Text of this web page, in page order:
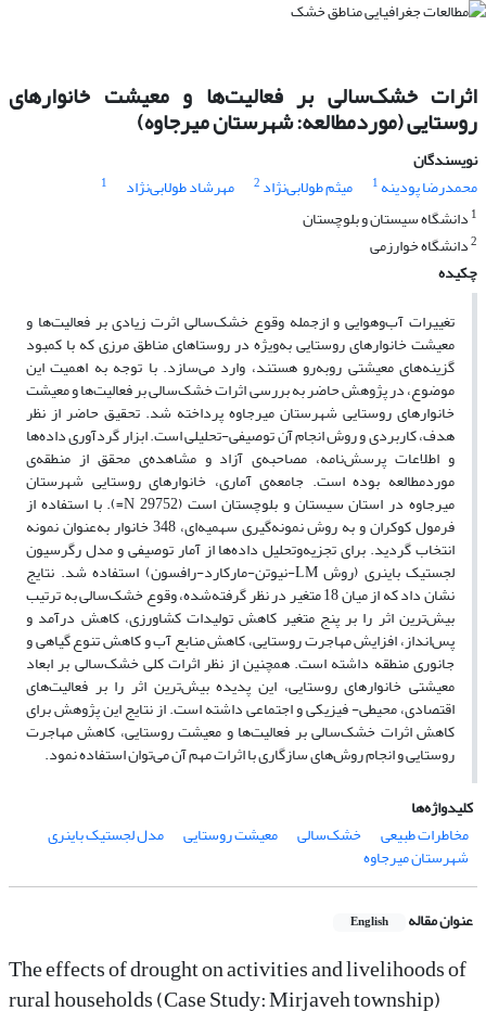
اثرات خشک‌سالی بر فعالیت‌ها و معیشت خانوارهای
روستایی (موردمطالعه: شهرستان میرجاوه)
نویسندگان
محمدرضا پودینه 1 میثم طولابی‌نژاد 2 مهرشاد طولابی‌نژاد
1
1 دانشگاه سیستان و بلوچستان
2دانشگاه خوارزمی
چکیده
تغییرات آب‌وهوایی و ازجمله وقوع خشک‌سالی اثرت زیادی بر فعالیت‌ها و
معیشت خانوارهای روستایی به‌ویژه در روستاهای مناطق مرزی که با کمبود
گزینه‌های معیشتی روبه‌رو هستند، وارد می‌سازد. با توجه به اهمیت این
موضوع، در پژوهش حاضر به بررسی اثرات خشک‌سالی بر فعالیت‌ها و معیشت
خانوارهای روستایی شهرستان میرجاوه پرداخته شد. تحقیق حاضر از نظر
هدف، کاربردی و روش انجام آن توصیفی-تحلیلی است. ابزار گردآوری داده‌ها
و اطلاعات پرسش‌نامه، مصاحبه‌ی آزاد و مشاهده‌ی محقق از منطقه‌ی
موردمطالعه بوده است. جامعه‌ی آماری، خانوارهای روستایی شهرستان
میرجاوه در استان سیستان و بلوچستان است (29752 N=). با استفاده از
فرمول کوکران و به روش نمونه‌گیری سهمیه‌ای، 348 خانوار به‌عنوان نمونه
انتخاب گردید. برای تجزیه‌وتحلیل داده‌ها از آمار توصیفی و مدل رگرسیون
لجستیک باینری (روش LM-نیوتن-مارکارد-رافسون) استفاده شد. نتایج
نشان داد که از میان 18 متغیر در نظر گرفته‌شده، وقوع خشک‌سالی به ترتیب
بیش‌ترین اثر را بر پنج متغیر کاهش تولیدات کشاورزی، کاهش درآمد و
پس‌انداز، افزایش مهاجرت روستایی، کاهش منابع آب و کاهش تنوع گیاهی و
جانوری منطقه داشته است. همچنین از نظر اثرات کلی خشک‌سالی بر ابعاد
معیشتی خانوارهای روستایی، این پدیده بیش‌ترین اثر را بر فعالیت‌های
اقتصادی، محیطی- فیزیکی و اجتماعی داشته است. از نتایج این پژوهش برای
کاهش اثرات خشک‌سالی بر فعالیت‌ها و معیشت روستایی، کاهش مهاجرت
روستایی و انجام روش‌های سازگاری با اثرات مهم آن می‌توان استفاده نمود.
کلیدواژه‌ها
مخاطرات طبیعی
خشک‌سالی معیشت روستایی مدل لجستیک باینری
شهرستان میرجاوه
عنوان مقاله English
The effects of drought on activities and livelihoods of
rural households (Case Study: Mirjaveh township)